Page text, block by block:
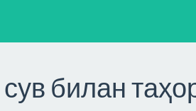
билан